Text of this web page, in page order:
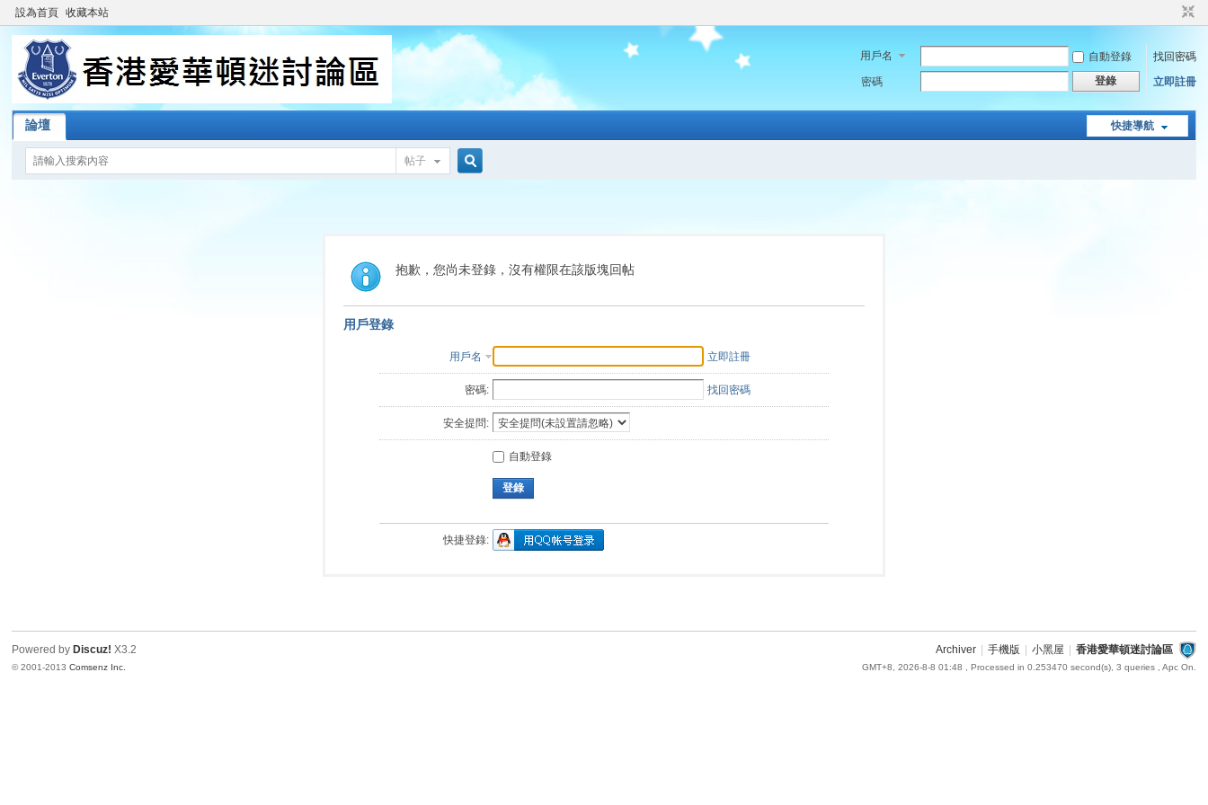
設為首頁 收藏本站
用戶名 自動登錄
找回密碼
密碼
登錄 立即註冊
快捷導航
論壇
帖子
索
抱歉，您尚未登錄，沒有權限在該版塊回帖
用戶登錄
用戶名 立即註冊
密碼: 找回密碼
安全提問:
自動登錄
登錄
快捷登錄:
Archiver 手機版 小黑屋 香港愛華頓迷討論區
GMT+8, 2026-8-8 01:48 , Processed in 0.253470 second(s), 3 queries , Apc On.
Powered by Discuz! X3.2
© 2001-2013Comsenz Inc.